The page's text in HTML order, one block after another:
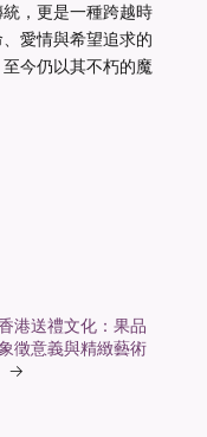
，更是一種跨越時
愛情與希望追求的
今仍以其不朽的魔
港送禮文化：果品
徵意義與精緻藝術
→